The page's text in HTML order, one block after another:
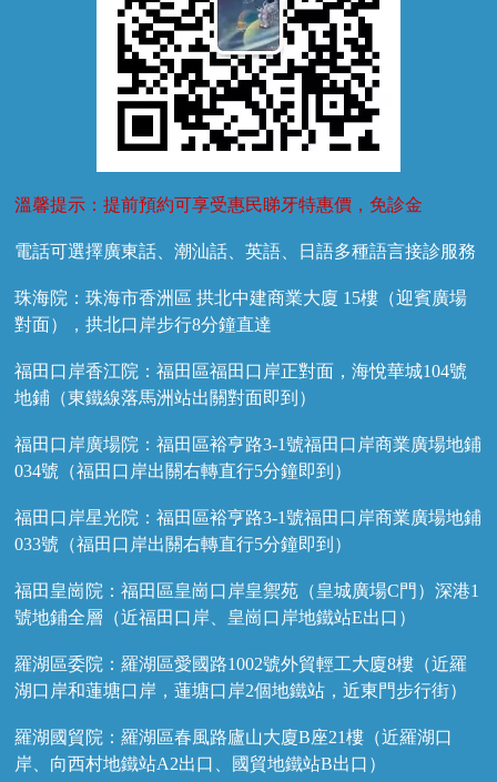
溫馨提示：提前預約可享受惠民睇牙特惠價，免診金
電話可選擇廣東話、潮汕話、英語、日語多種語言接診服務
珠海院：珠海市香洲區 拱北中建商業大廈 15樓（迎賓廣場
對面），拱北口岸步行8分鐘直達
福田口岸香江院：福田區福田口岸正對面，海悅華城104號
地鋪（東鐵線落馬洲站出關對面即到）
福田口岸廣場院：福田區裕亨路3-1號福田口岸商業廣場地鋪
034號（福田口岸出關右轉直行5分鐘即到）
福田口岸星光院：福田區裕亨路3-1號福田口岸商業廣場地鋪
033號（福田口岸出關右轉直行5分鐘即到）
福田皇崗院：福田區皇崗口岸皇禦苑（皇城廣場C門）深港1
號地鋪全層（近福田口岸、皇崗口岸地鐵站E出口）
羅湖區委院：羅湖區愛國路1002號外貿輕工大廈8樓（近羅
湖口岸和蓮塘口岸，蓮塘口岸2個地鐵站，近東門步行街）
羅湖國貿院：羅湖區春風路廬山大廈B座21樓（近羅湖口
岸、向西村地鐵站A2出口、國貿地鐵站B出口）